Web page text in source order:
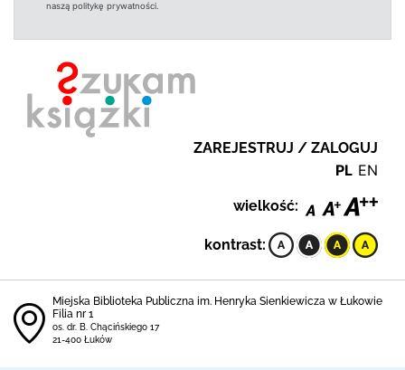
naszą politykę prywatności.
ZAREJESTRUJ / ZALOGUJ
PL EN
wielkość:
kontrast:
Miejska Biblioteka Publiczna im. Henryka Sienkiewicza w Łukowie
Filia nr 1
os. dr. B. Chącińskiego 17
21-400 Łuków